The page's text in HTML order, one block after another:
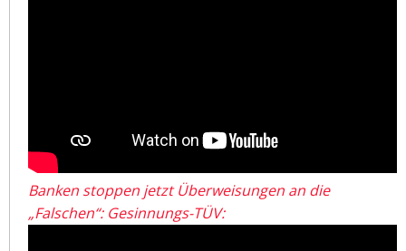
Banken stoppen jetzt Überweisungen an die
„Falschen“: Gesinnungs-TÜV: